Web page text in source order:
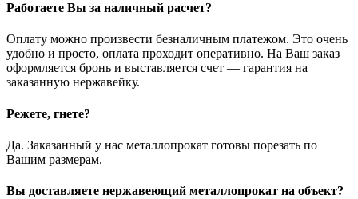
Работаете Вы за наличный расчет?
Оплату можно произвести безналичным платежом. Это очень
удобно и просто, оплата проходит оперативно. На Ваш заказ
оформляется бронь и выставляется счет — гарантия на
заказанную нержавейку.
Режете, гнете?
Да. Заказанный у нас металлопрокат готовы порезать по
Вашим размерам.
Вы доставляете нержавеющий металлопрокат на объект?